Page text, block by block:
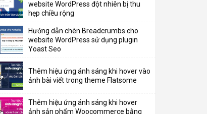
website WordPress đột nhiên bị thu
hẹp chiều rộng
Hướng dẫn chèn Breadcrumbs cho
website WordPress sử dụng plugin
Yoast Seo
Thêm hiệu ứng ánh sáng khi hover vào
ảnh bài viết trong theme Flatsome
Thêm hiệu ứng ánh sáng khi hover
ảnh sản phẩm Woocommerce bằng